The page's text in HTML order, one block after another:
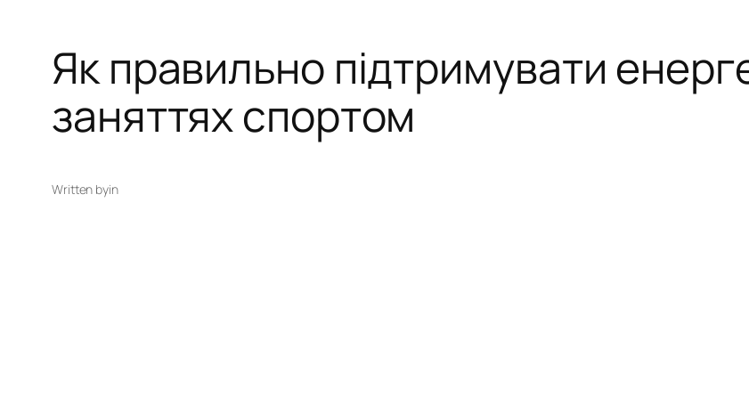
Як правильно підтримувати
заняттях спортом
Written byin